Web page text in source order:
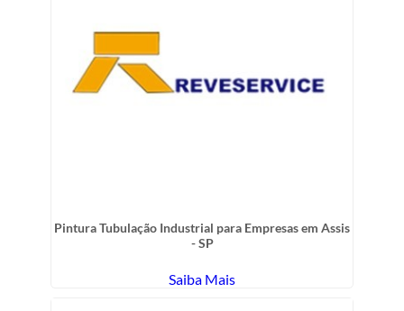
Pintura Tubulação Industrial para Empresas em Assis
- SP
Saiba Mais